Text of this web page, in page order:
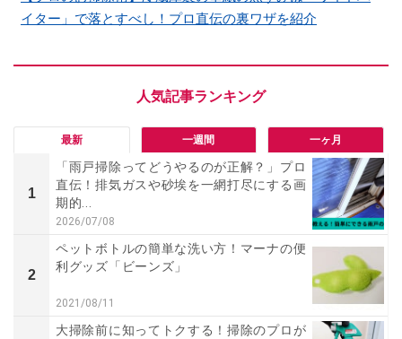
イター」で落とすべし！プロ直伝の裏ワザを紹介
最新 一週間 一ヶ月
1
「雨戸掃除ってどうやるのが正解？」プロ
直伝！排気ガスや砂埃を一網打尽にする画
期的...
2026/07/08
2
ペットボトルの簡単な洗い方！マーナの便
利グッズ「ビーンズ」
2021/08/11
大掃除前に知ってトクする！掃除のプロが